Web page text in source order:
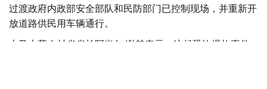
过渡政府内政部安全部队和民防部门已控制现场，并重新开
放道路供民用车辆通行。
大马士革农村省省长阿米尔·谢赫表示，这起恐怖爆炸事件